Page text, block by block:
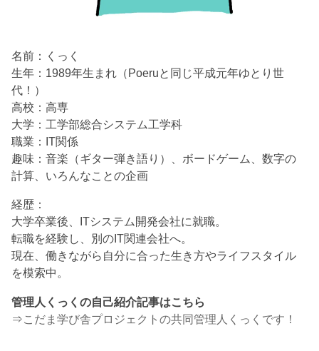
名前：くっく
生年：1989年生まれ（Poeruと同じ平成元年ゆとり世
代！）
高校：高専
大学：工学部総合システム工学科
職業：IT関係
趣味：音楽（ギター弾き語り）、ボードゲーム、数字の
計算、いろんなことの企画
経歴：
大学卒業後、ITシステム開発会社に就職。
転職を経験し、別のIT関連会社へ。
現在、働きながら自分に合った生き方やライフスタイル
を模索中。
管理人くっくの自己紹介記事はこちら
⇒こだま学び舎プロジェクトの共同管理人くっくです！